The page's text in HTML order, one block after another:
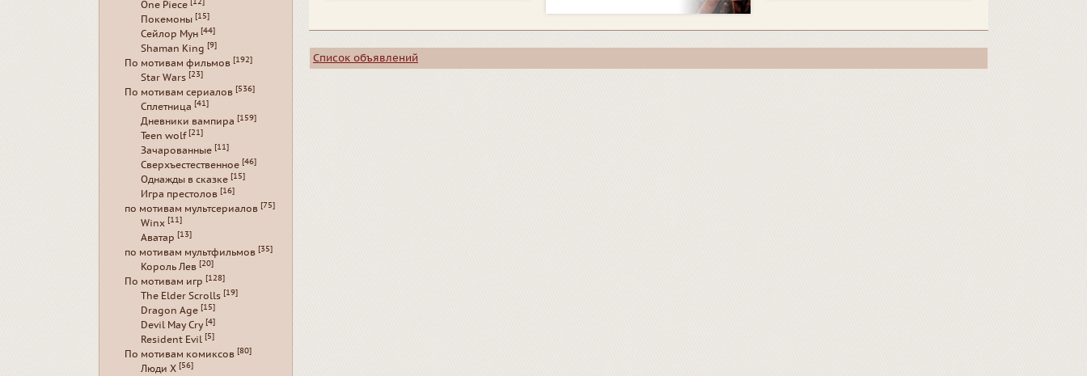
Список объявлений
One Piece [12]
Покемоны [15]
Сейлор Мун [44]
Shaman King [9]
По мотивам фильмов [192]
Star Wars [23]
По мотивам сериалов [536]
Сплетница [41]
Дневники вампира [159]
Teen wolf [21]
Зачарованные [11]
Сверхъестественное [46]
Однажды в сказке [15]
Игра престолов [16]
по мотивам мультсериалов [75]
Winx [11]
Аватар [13]
по мотивам мультфильмов [35]
Король Лев [20]
По мотивам игр [128]
The Elder Scrolls [19]
Dragon Age [15]
Devil May Cry [4]
Resident Evil [5]
По мотивам комиксов [80]
Люди Х [56]